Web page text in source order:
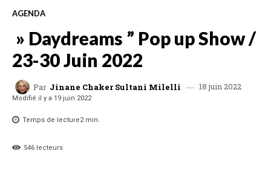
AGENDA
» Daydreams ” Pop up Show /
23-30 Juin 2022
Par Jinane Chaker Sultani Milelli 18 juin 2022
Modifié il y a 19 juin 2022
Temps de lecture2min.
546 lecteurs